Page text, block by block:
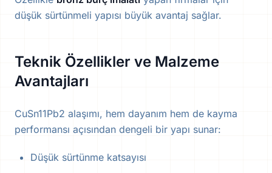
düşük sürtünmeli yapısı büyük avantaj sağlar.
Teknik Özellikler ve Malzeme
Avantajları
CuSn11Pb2 alaşımı, hem dayanım hem de kayma
performansı açısından dengeli bir yapı sunar:
Düşük sürtünme katsayısı